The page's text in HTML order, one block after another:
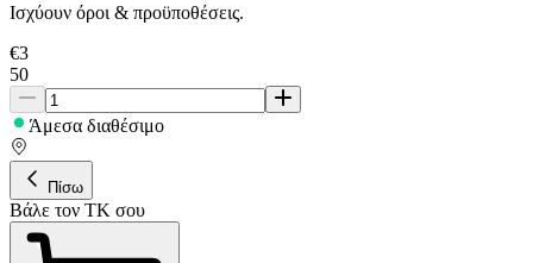
Ισχύουν όροι & προϋποθέσεις.
€3
50
Άμεσα διαθέσιμο
Πίσω
Βάλε τον ΤΚ σου